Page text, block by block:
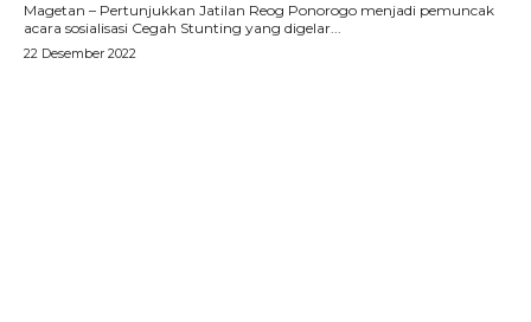
Magetan – Pertunjukkan Jatilan Reog Ponorogo menjadi pemuncak
acara sosialisasi Cegah Stunting yang digelar...
22 Desember 2022